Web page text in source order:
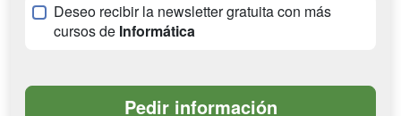
Deseo recibir la newsletter gratuita con más
cursos de Informática